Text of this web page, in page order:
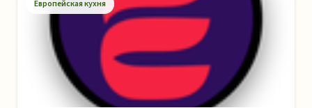
Европейская кухня